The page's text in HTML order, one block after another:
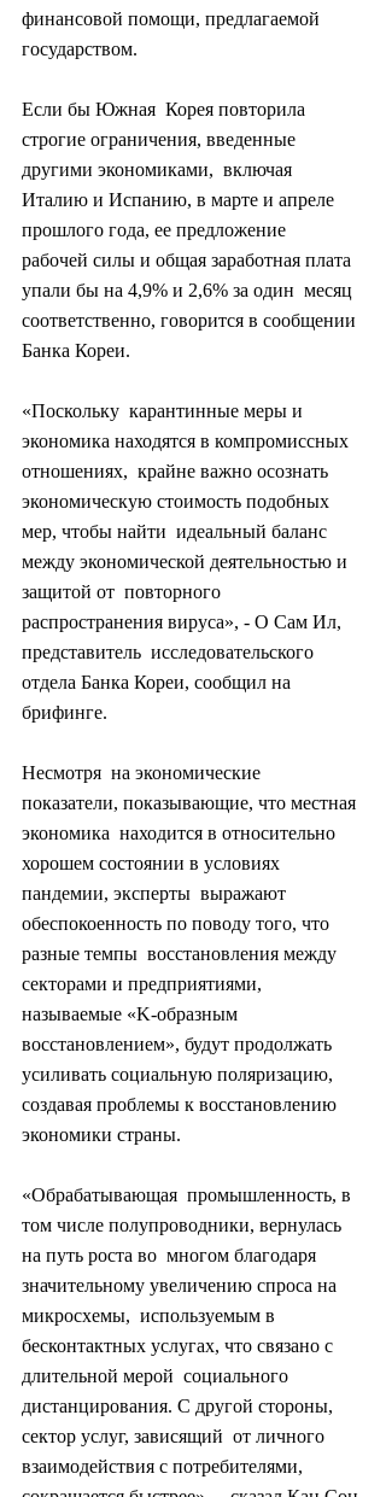
финансовой помощи, предлагаемой
государством.
Если бы Южная  Корея повторила
строгие ограничения, введенные
другими экономиками,  включая
Италию и Испанию, в марте и апреле
прошлого года, ее предложение
рабочей силы и общая заработная плата
упали бы на 4,9% и 2,6% за один  месяц
соответственно, говорится в сообщении
Банка Кореи.
«Поскольку  карантинные меры и
экономика находятся в компромиссных
отношениях,  крайне важно осознать
экономическую стоимость подобных
мер, чтобы найти  идеальный баланс
между экономической деятельностью и
защитой от  повторного
распространения вируса», - О Сам Ил,
представитель  исследовательского
отдела Банка Кореи, сообщил на
брифинге.
Несмотря  на экономические
показатели, показывающие, что местная
экономика  находится в относительно
хорошем состоянии в условиях
пандемии, эксперты  выражают
обеспокоенность по поводу того, что
разные темпы  восстановления между
секторами и предприятиями,
называемые «K-образным
восстановлением», будут продолжать
усиливать социальную поляризацию,
создавая проблемы к восстановлению
экономики страны.
«Обрабатывающая  промышленность, в
том числе полупроводники, вернулась
на путь роста во  многом благодаря
значительному увеличению спроса на
микросхемы,  используемым в
бесконтактных услугах, что связано с
длительной мерой  социального
дистанцирования. С другой стороны,
сектор услуг, зависящий  от личного
взаимодействия с потребителями,